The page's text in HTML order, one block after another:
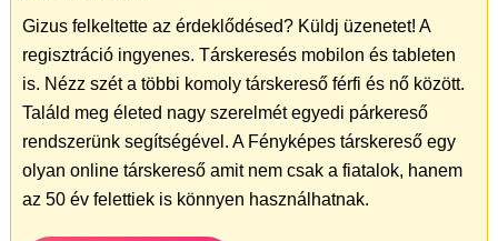
Gizus felkeltette az érdeklődésed? Küldj üzenetet! A
regisztráció ingyenes. Társkeresés mobilon és tableten
is. Nézz szét a többi komoly társkereső férfi és nő között.
Találd meg életed nagy szerelmét egyedi párkereső
rendszerünk segítségével. A Fényképes társkereső egy
olyan online társkereső amit nem csak a fiatalok, hanem
az 50 év felettiek is könnyen használhatnak.